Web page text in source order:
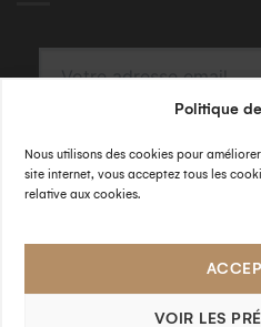
Politique
Nous utilisons des cookies pour
site internet, vous acceptez tous les
relative aux cookies.
VOIR LES
politique de